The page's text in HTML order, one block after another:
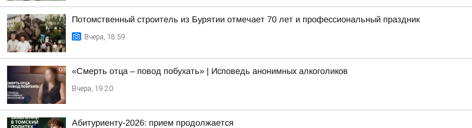
Потомственный строитель из Бурятии отмечает 70 лет и профессиональный праздник
Вчера, 18:59
«Смерть отца – повод побухать» | Исповедь анонимных алкоголиков
Вчера, 19:20
Абитуриенту-2026: прием продолжается